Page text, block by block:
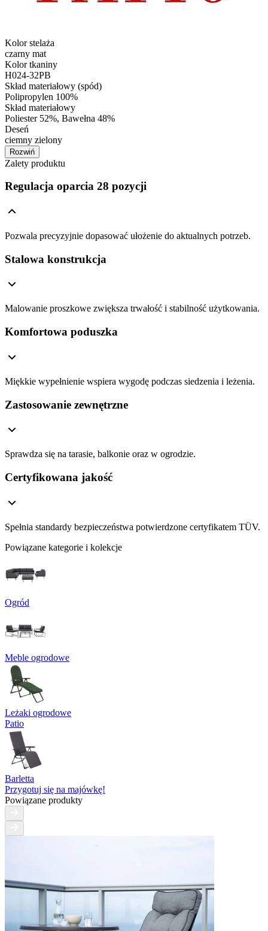
Kolor stelaża
czarny mat
Kolor tkaniny
H024-32PB
Skład materiałowy (spód)
Polipropylen 100%
Skład materiałowy
Poliester 52%, Bawełna 48%
Deseń
ciemny zielony
Rozwiń
Zalety produktu
Regulacja oparcia 28 pozycji
Pozwala precyzyjnie dopasować ułożenie do aktualnych potrzeb.
Stalowa konstrukcja
Malowanie proszkowe zwiększa trwałość i stabilność użytkowania.
Komfortowa poduszka
Miękkie wypełnienie wspiera wygodę podczas siedzenia i leżenia.
Zastosowanie zewnętrzne
Sprawdza się na tarasie, balkonie oraz w ogrodzie.
Certyfikowana jakość
Spełnia standardy bezpieczeństwa potwierdzone certyfikatem TÜV.
Powiązane kategorie i kolekcje
Ogród
Meble ogrodowe
Leżaki ogrodowe
Patio
Barletta
Przygotuj się na majówkę!
Powiązane produkty